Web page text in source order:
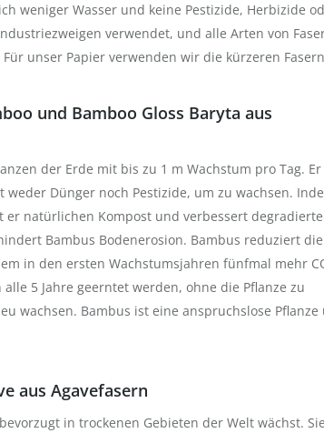
weniger Wasser und keine Pestizide, Herbizide
verwendet, und alle Arten von
unser Papier verwenden wir die kürzeren
und Bamboo Gloss Baryta aus
der Erde mit bis zu 1 m Wachstum pro Tag. Er
Dünger noch Pestizide, um zu wachsen.
er natürlichen Kompost und verbessert degradierte
Bambus Bodenerosion. Bambus reduziert die
in den ersten Wachstumsjahren fünfmal mehr
5 Jahre geerntet werden, ohne die Pflanze zu
wachsen. Bambus ist eine anspruchslose Pflanze
aus Agavefasern
in trockenen Gebieten der Welt wächst. Sie